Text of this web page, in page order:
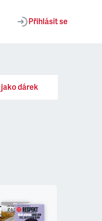
Přihlásit se
dárek